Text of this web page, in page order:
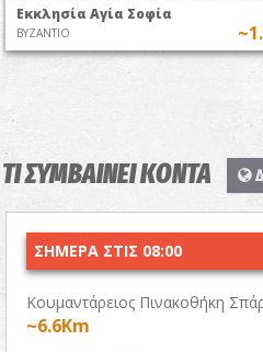
Εκκλησία Αγία Σοφία
ΒΥΖΑΝΤΙΟ
ΤΙ ΣΥΜΒΑΙΝΕΙ ΚΟΝΤΑ
ΣΗΜΕΡΑ ΣΤΙΣ 08:00
Κουμαντάρειος Πινακοθήκη
~6.6Km